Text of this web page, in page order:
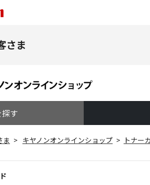
さま
す
ま キヤノンオンラインショップ トナー